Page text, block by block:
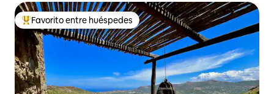
Favorito entre huéspedes preferido
Favorito entre huéspedes